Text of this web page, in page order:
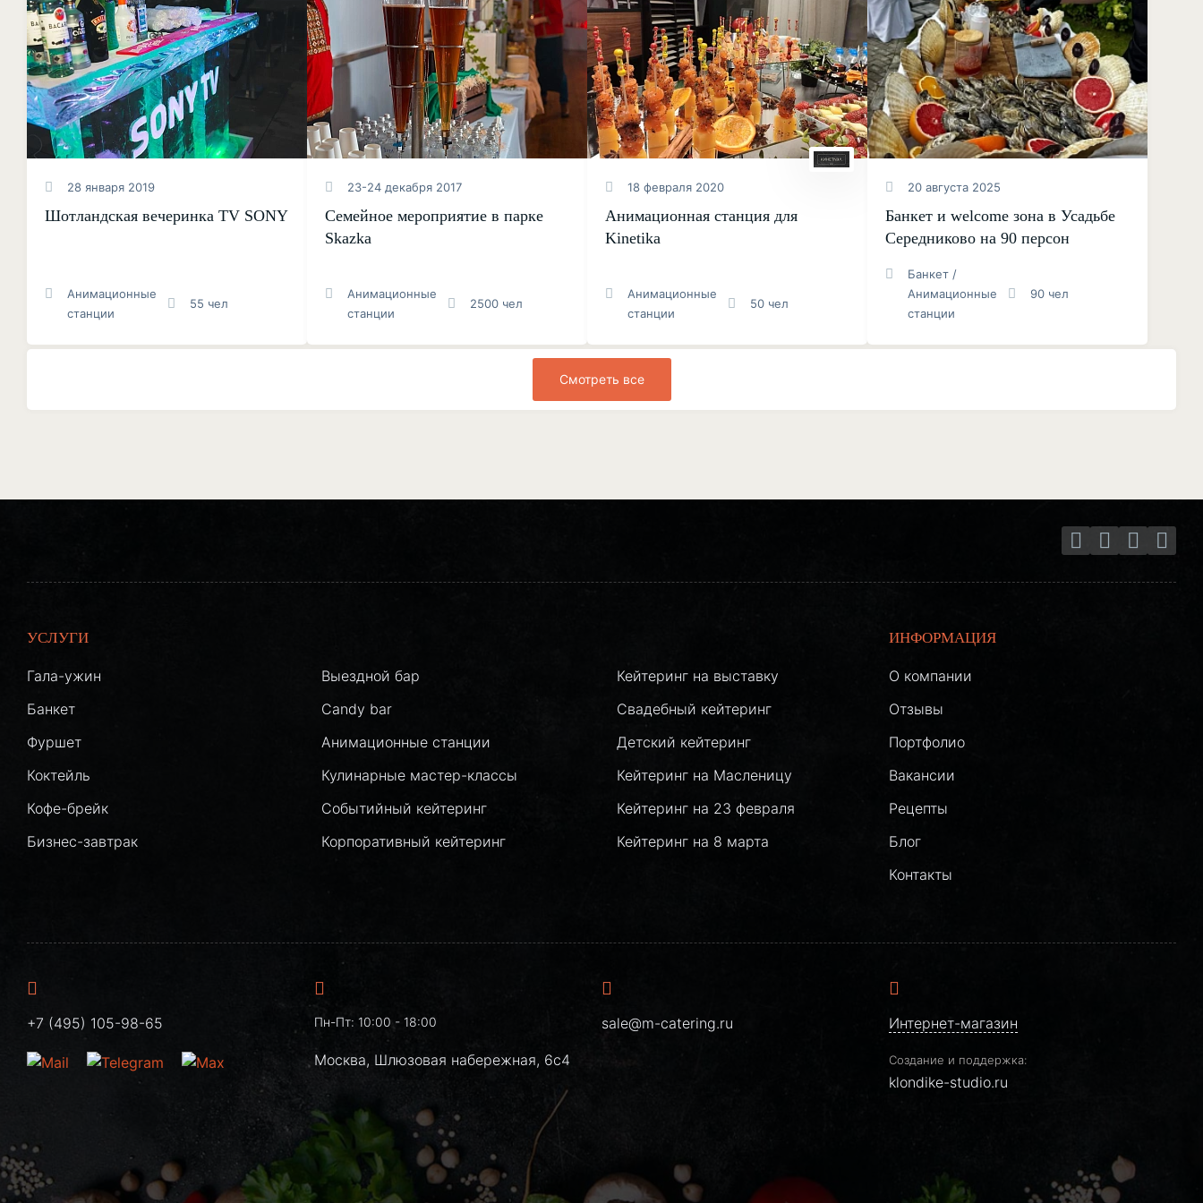
28 января 2019
Шотландская вечеринка TV SONY
Анимационные
станции
55 чел
23-24 декабря 2017
Семейное мероприятие в парке
Skazka
Анимационные
станции
2500 чел
18 февраля 2020
Анимационная станция для
Kinetika
Анимационные
станции
50 чел
20 августа 2025
Банкет и welcome зона в Усадьбе
Середниково на 90 персон
Банкет /
Анимационные
станции
90 чел
Смотреть все
УСЛУГИ
Гала-ужин
Банкет
Фуршет
Коктейль
Кофе-брейк
Бизнес-завтрак
Выездной бар
Candy bar
Анимационные станции
Кулинарные мастер-классы
Событийный кейтеринг
Корпоративный кейтеринг
Кейтеринг на выставку
Свадебный кейтеринг
Детский кейтеринг
Кейтеринг на Масленицу
Кейтеринг на 23 февраля
Кейтеринг на 8 марта
ИНФОРМАЦИЯ
О компании
Отзывы
Портфолио
Вакансии
Рецепты
Блог
Контакты
+7 (495) 105-98-65 Пн-Пт: 10:00 - 18:00
Москва, Шлюзовая набережная, 6с4
sale@m-catering.ru Интернет-магазин
Создание и поддержка:
klondike-studio.ru